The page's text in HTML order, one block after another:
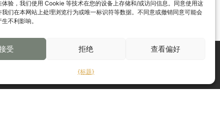
体验，我们使用 Cookie 等技术在您的设备上存储和/或访问信息。同意使用这
我们在本网站上处理浏览行为或唯一标识符等数据。不同意或撤销同意可能会
不利影响。
受 拒绝 查看偏好
{标题}